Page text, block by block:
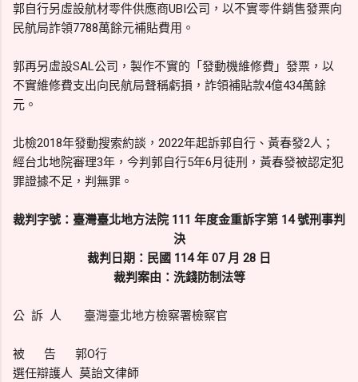
郭自行另虛設航材零件供應商UBI公司，以不實零件銷售發票向
民航局詐領7788萬餘元補貼費用。
郭再另虛設SAL公司，製作不實的「發動機維修費」發票，以
不實維修費支出向民航局聲稱虧損，詐領補貼款4億434萬餘
元。
北檢2018年發動搜索約談，2022年起訴郭自行、黃春發2人；
經台北地院審理3年，今判郭自行5年6月徒刑，黃春發被認定犯
罪證據不足，判無罪。
裁判字號：臺灣臺北地方法院 111 年度金重訴字第 14 號刑事判
決
裁判日期：民國 114 年 07 月 28 日
裁判案由：洗錢防制法等
公 訴 人 臺灣臺北地方檢察署檢察官
被 告 郭O行
選任辯護人 莫詒文律師